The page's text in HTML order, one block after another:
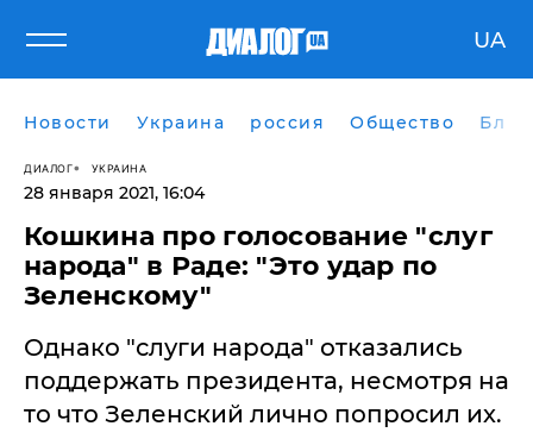
UA
Новости Украина россия Общество
ДИАЛОГ УКРАИНА
28 января 2021, 16:04
Кошкина про голосование "слуг
народа" в Раде: "Это удар по
Зеленскому"
Однако "слуги народа" отказались
поддержать президента, несмотря на
то что Зеленский лично попросил их.